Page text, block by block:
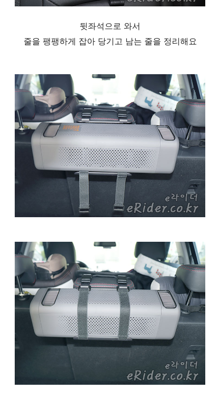
뒷좌석으로 와서
줄을 팽팽하게 잡아 당기고 남는 줄을 정리해요